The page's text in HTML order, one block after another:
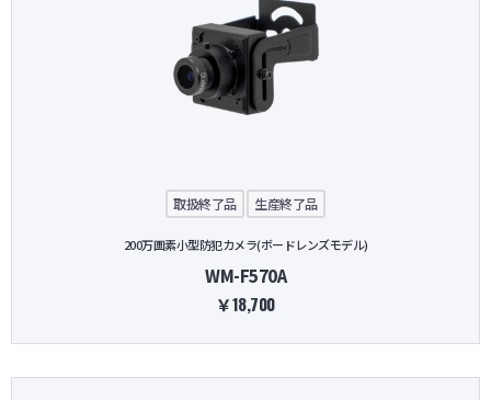
取扱終了品 生産終了品
200万画素小型防犯カメラ(ボードレンズモデル)
WM-F570A
￥18,700